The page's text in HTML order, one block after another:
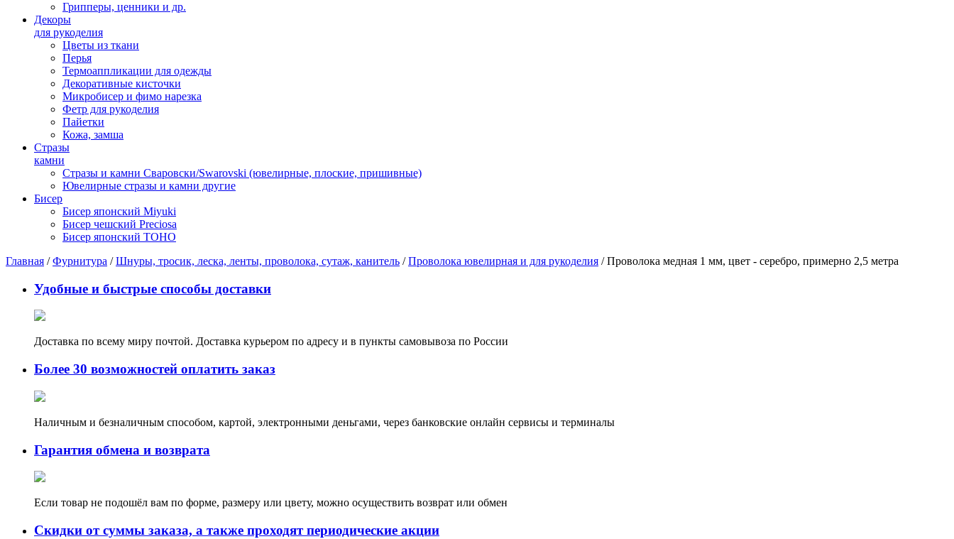
Грипперы, ценники и др.
Декоры
для рукоделия
Цветы из ткани
Перья
Термоаппликации для одежды
Декоративные кисточки
Микробисер и фимо нарезка
Фетр для рукоделия
Пайетки
Кожа, замша
Стразы
камни
Стразы и камни Сваровски/Swarovski (ювелирные, плоские, пришивные)
Ювелирные стразы и камни другие
Бисер
Бисер японский Miyuki
Бисер чешский Preciosa
Бисер японский TOHO
Главная /Фурнитура /Шнуры, тросик, леска, ленты, проволока, сутаж, канитель /Проволока ювелирная и для рукоделия / Проволока медная 1 мм, цвет - серебро, примерно 2,5 метра
Удобные и быстрые способы доставки
Доставка по всему миру почтой. Доставка курьером по адресу и в пункты самовывоза по России
Более 30 возможностей оплатить заказ
Наличным и безналичным способом, картой, электронными деньгами, через банковские онлайн сервисы и терминалы
Гарантия обмена и возврата
Если товар не подошёл вам по форме, размеру или цвету, можно осуществить возврат или обмен
Скидки от суммы заказа, а также проходят периодические акции